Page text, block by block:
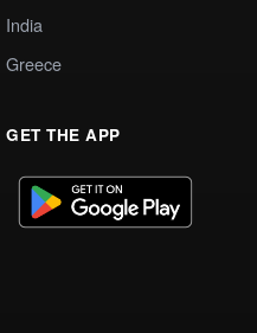
India
Greece
GET THE APP